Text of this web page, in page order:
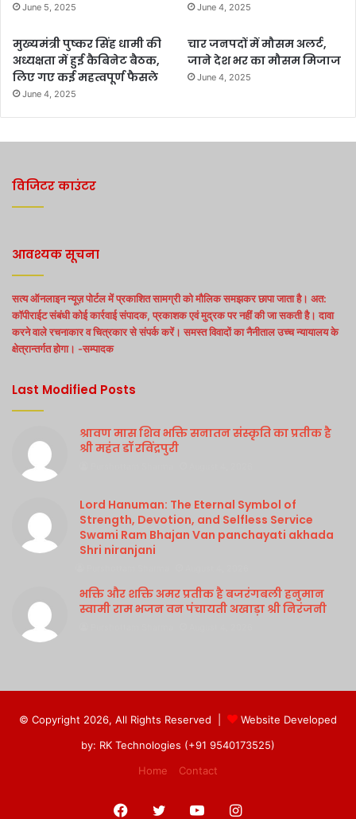
June 5, 2025 June 4, 2025
मुख्यमंत्री पुष्कर सिंह धामी की
अध्यक्षता में हुई कैबिनेट बैठक,
लिए गए कई महत्वपूर्ण फैसले
June 4, 2025
चार जनपदों में मौसम अलर्ट,
जाने देश भर का मौसम मिजाज
June 4, 2025
विजिटर काउंटर
आवश्यक सूचना
सत्य ऑनलाइन न्यूज़ पोर्टल में प्रकाशित सामग्री को मौलिक समझकर छापा जाता है। अत:
कॉपीराईट संबंधी कोई कार्रवाई संपादक, प्रकाशक एवं मुद्रक पर नहीं की जा सकती है। दावा
करने वाले रचनाकार व चित्रकार से संपर्क करें। समस्त विवादों का नैनीताल उच्च न्यायालय के
क्षेत्रान्तर्गत होगा। -सम्पादक
Last Modified Posts
श्रावण मास शिव भक्ति सनातन संस्कृति का प्रतीक है
श्री महंत डॉ रविंद्रपुरी
Lord Hanuman: The Eternal Symbol of
Strength, Devotion, and Selfless Service
Swami Ram Bhajan Van panchayati akhada
Shri niranjani
भक्ति और शक्ति अमर प्रतीक है बजरंगबली हनुमान
स्वामी राम भजन वन पंचायती अखाड़ा श्री निरंजनी
© Copyright 2026, All Rights Reserved |
Website Developed
by: RK Technologies (+91 9540173525)
Home
Contact
Facebook
Twitter YouTubeInstagram